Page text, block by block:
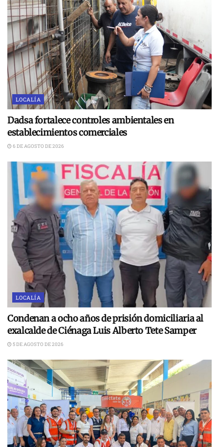
LOCALÍA
Dadsa fortalece controles ambientales en
establecimientos comerciales
6 DE AGOSTO DE 2026
LOCALÍA
Condenan a ocho años de prisión domiciliaria al
exalcalde de Ciénaga Luis Alberto Tete Samper
5 DE AGOSTO DE 2026